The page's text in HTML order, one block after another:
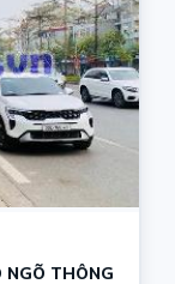
NGÕ THÔNG